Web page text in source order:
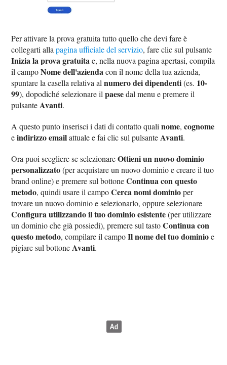
Per attivare la prova gratuita tutto quello che devi fare è
collegarti allapagina ufficiale del servizio, fare clic sul pulsante
Inizia la prova gratuitae, nella nuova pagina apertasi, compila
il campoNome dell'aziendacon il nome della tua azienda,
spuntare la casella relativa alnumero dei dipendenti(es. 10-
99), dopodiché selezionare ilpaesedal menu e premere il
pulsante Avanti.
A questo punto inserisci i dati di contatto qualinome,cognome
eindirizzo emailattuale e fai clic sul pulsante Avanti.
Ora puoi scegliere se selezionareOttieni un nuovo dominio
personalizzato(per acquistare un nuovo dominio e creare il tuo
brand online) e premere sul bottoneContinua con questo
metodo, quindi usare il campoCerca nomi dominioper
trovare un nuovo dominio e selezionarlo, oppure selezionare
Configura utilizzando il tuo dominio esistente(per utilizzare
un dominio che già possiedi), premere sul tastoContinua con
questo metodo, compilare il campoIl nome del tuo dominioe
pigiare sul bottone Avanti.